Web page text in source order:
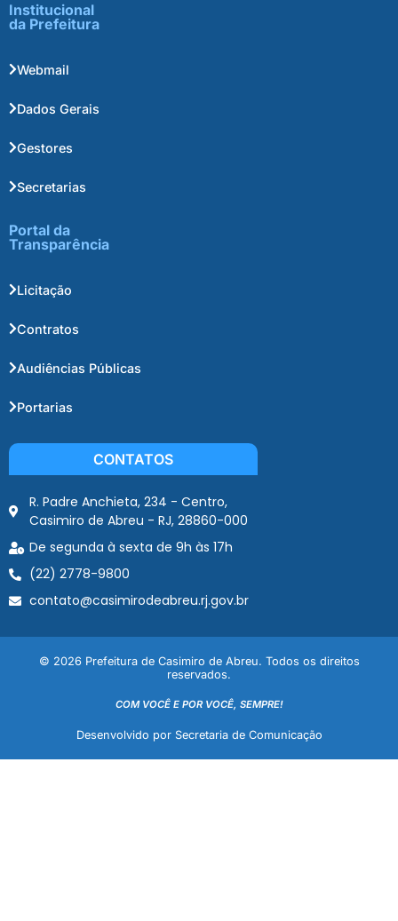
Institucional
da Prefeitura
Webmail
Dados Gerais
Gestores
Secretarias
Portal da
Transparência
Licitação
Contratos
Audiências Públicas
Portarias
CONTATOS
R. Padre Anchieta, 234 - Centro,
Casimiro de Abreu - RJ, 28860-000
De segunda à sexta de 9h às 17h
(22) 2778-9800
contato@casimirodeabreu.rj.gov.br
© 2026 Prefeitura de Casimiro de Abreu. Todos os direitos
reservados.
COM VOCÊ E POR VOCÊ, SEMPRE!
Desenvolvido por Secretaria de Comunicação